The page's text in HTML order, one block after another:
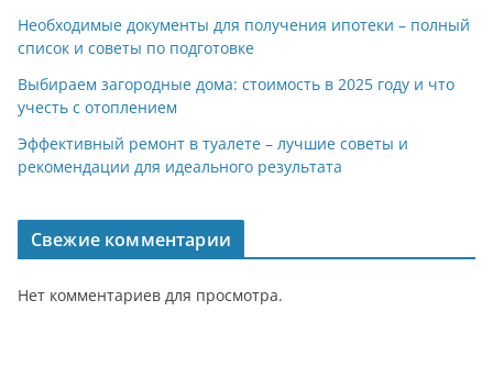
Необходимые документы для получения ипотеки – полный
список и советы по подготовке
Выбираем загородные дома: стоимость в 2025 году и что
учесть с отоплением
Эффективный ремонт в туалете – лучшие советы и
рекомендации для идеального результата
Свежие комментарии
Нет комментариев для просмотра.